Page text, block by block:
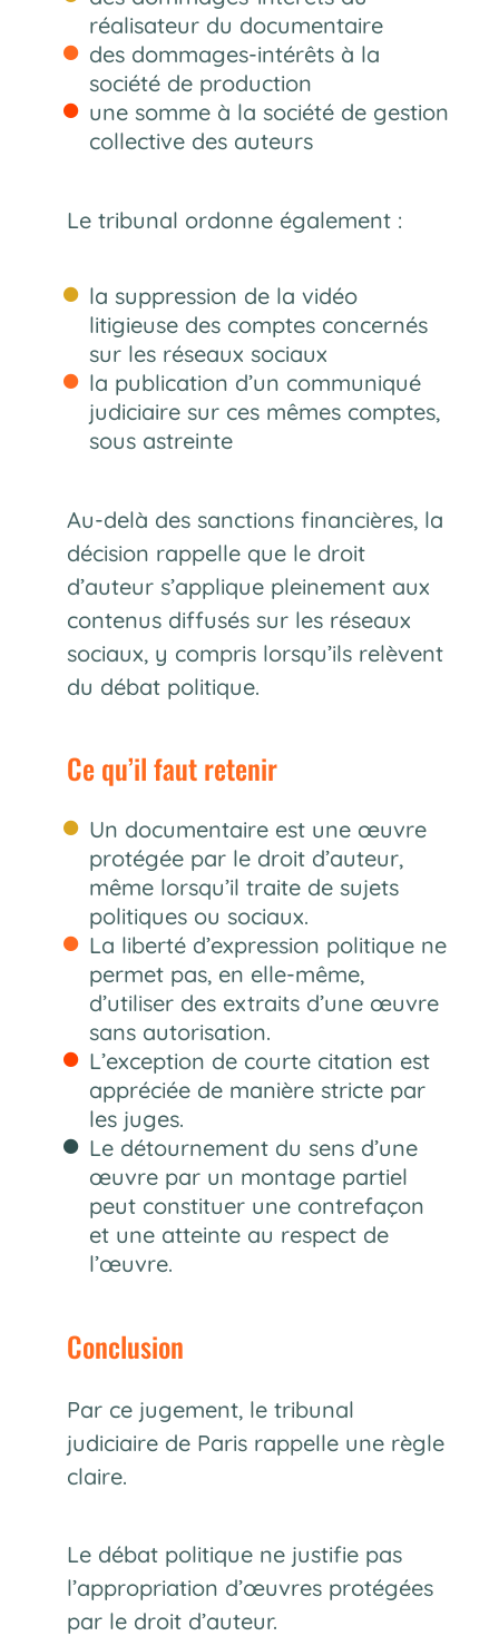
réalisateur du documentaire
des dommages-intérêts à la
société de production
une somme à la société de gestion
collective des auteurs
Le tribunal ordonne également :
la suppression de la vidéo
litigieuse des comptes concernés
sur les réseaux sociaux
la publication d’un communiqué
judiciaire sur ces mêmes comptes,
sous astreinte
Au-delà des sanctions financières, la
décision rappelle que le droit
d’auteur s’applique pleinement aux
contenus diffusés sur les réseaux
sociaux, y compris lorsqu’ils relèvent
du débat politique.
Ce qu’il faut retenir
Un documentaire est une œuvre
protégée par le droit d’auteur,
même lorsqu’il traite de sujets
politiques ou sociaux.
La liberté d’expression politique ne
permet pas, en elle-même,
d’utiliser des extraits d’une œuvre
sans autorisation.
L’exception de courte citation est
appréciée de manière stricte par
les juges.
Le détournement du sens d’une
œuvre par un montage partiel
peut constituer une contrefaçon
et une atteinte au respect de
l’œuvre.
Conclusion
Par ce jugement, le tribunal
judiciaire de Paris rappelle une règle
claire.
Le débat politique ne justifie pas
l’appropriation d’œuvres protégées
par le droit d’auteur.